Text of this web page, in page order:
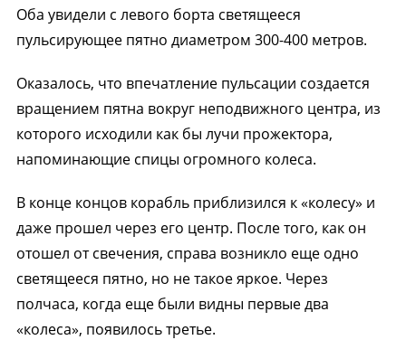
Оба увидели с левого борта светящееся
пульсирующее пятно диаметром 300-400 метров.
Оказалось, что впечатление пульсации создается
вращением пятна вокруг неподвижного центра, из
которого исходили как бы лучи прожектора,
напоминающие спицы огромного колеса.
В конце концов корабль приблизился к «колесу» и
даже прошел через его центр. После того, как он
отошел от свечения, справа возникло еще одно
светящееся пятно, но не такое яркое. Через
полчаса, когда еще были видны первые два
«колеса», появилось третье.